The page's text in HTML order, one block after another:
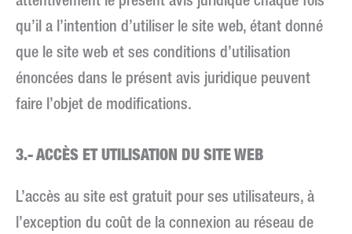
qu’il a l’intention d’utiliser le site web, étant donné
que le site web et ses conditions d’utilisation
énoncées dans le présent avis juridique peuvent
faire l’objet de modifications.
3.- ACCÈS ET UTILISATION DU SITE WEB
L’accès au site est gratuit pour ses utilisateurs, à
l’exception du coût de la connexion au réseau de